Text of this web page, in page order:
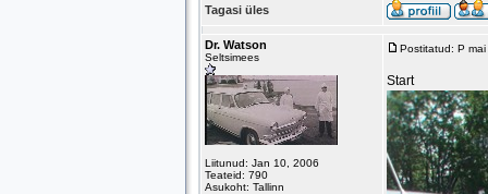
Tagasi üles
Dr. Watson
Seltsimees
Liitunud: Jan 10, 2006
Teateid: 790
Asukoht: Tallinn
Postitatud: P
Start